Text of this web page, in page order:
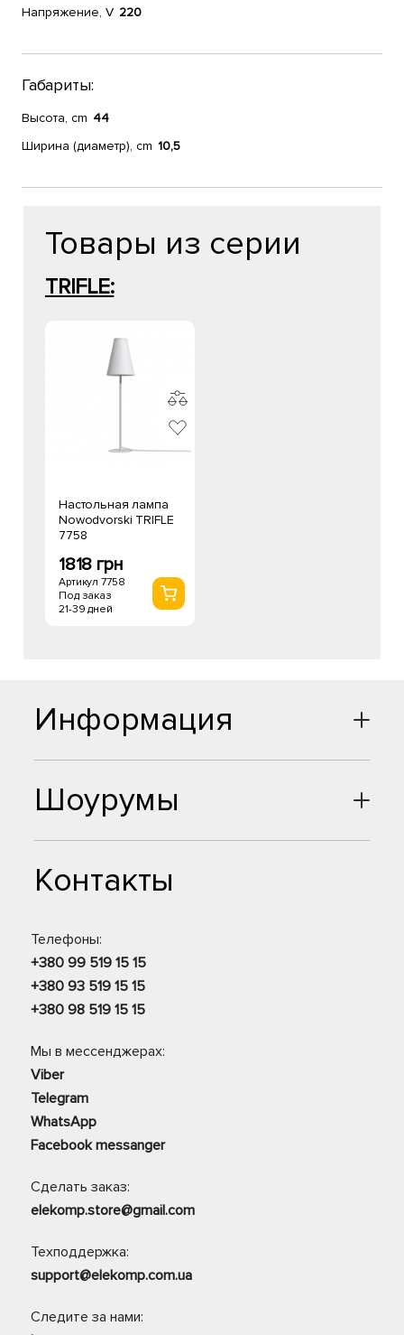
Напряжение, V 220
Габариты:
Высота, cm 44
Ширина (диаметр), cm 10,5
Товары из серии
TRIFLE:
Настольная лампа
Nowodvorski TRIFLE
7758
1818 грн
Артикул 7758
Под заказ
21-39 дней
Шоурумы
Контакты
Телефоны:
+380 99 519 15 15
+380 93 519 15 15
+380 98 519 15 15
Мы в мессенджерах:
Viber
Telegram
WhatsApp
Facebook messanger
Сделать заказ:
elekomp.store@gmail.com
Техподдержка:
support@elekomp.com.ua
Следите за нами:
Информация